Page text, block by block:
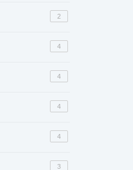
2
4
4
4
4
3